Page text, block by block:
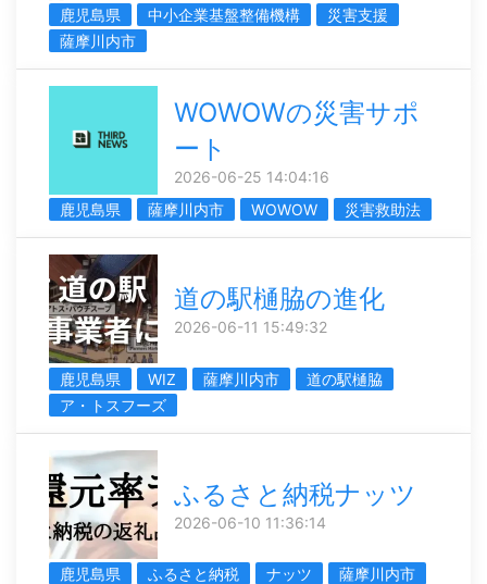
鹿児島県 中小企業基盤整備機構
災害支援
薩摩川内市
WOWOWの災害サポ
ート
2026-06-25 14:04:16
鹿児島県
薩摩川内市 WOWOW 災害救助法
道の駅樋脇の進化
2026-06-11 15:49:32
鹿児島県 WIZ 薩摩川内市
道の駅樋脇
ア・トスフーズ
ふるさと納税ナッツ
2026-06-10 11:36:14
鹿児島県 ふるさと納税 ナッツ 薩摩川内市